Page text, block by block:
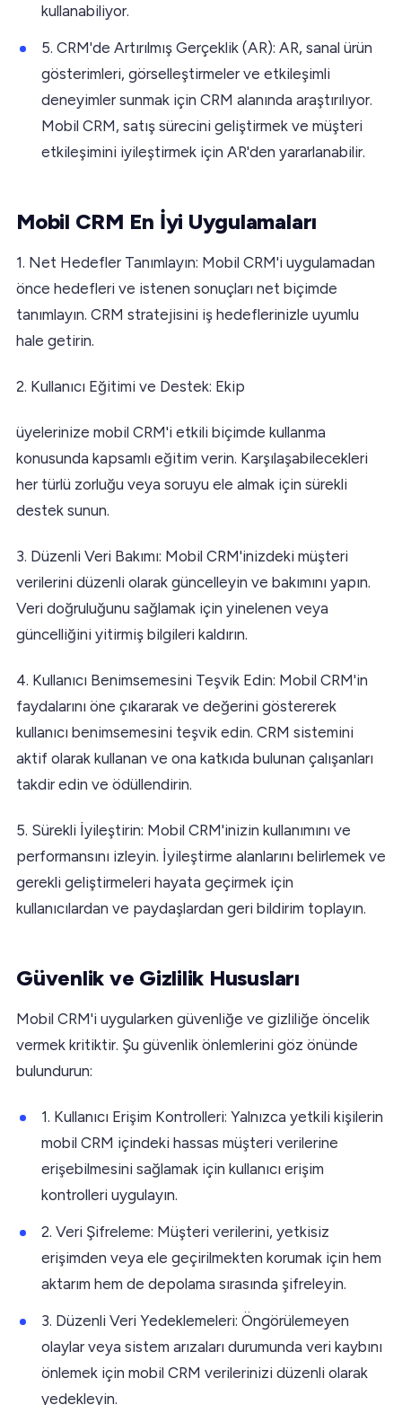
kullanabiliyor.
5. CRM'de Artırılmış Gerçeklik (AR): AR, sanal ürün
gösterimleri, görselleştirmeler ve etkileşimli
deneyimler sunmak için CRM alanında araştırılıyor.
Mobil CRM, satış sürecini geliştirmek ve müşteri
etkileşimini iyileştirmek için AR'den yararlanabilir.
Mobil CRM En İyi Uygulamaları
1. Net Hedefler Tanımlayın: Mobil CRM'i uygulamadan
önce hedefleri ve istenen sonuçları net biçimde
tanımlayın. CRM stratejisini iş hedeflerinizle uyumlu
hale getirin.
2. Kullanıcı Eğitimi ve Destek: Ekip
üyelerinize mobil CRM'i etkili biçimde kullanma
konusunda kapsamlı eğitim verin. Karşılaşabilecekleri
her türlü zorluğu veya soruyu ele almak için sürekli
destek sunun.
3. Düzenli Veri Bakımı: Mobil CRM'inizdeki müşteri
verilerini düzenli olarak güncelleyin ve bakımını yapın.
Veri doğruluğunu sağlamak için yinelenen veya
güncelliğini yitirmiş bilgileri kaldırın.
4. Kullanıcı Benimsemesini Teşvik Edin: Mobil CRM'in
faydalarını öne çıkararak ve değerini göstererek
kullanıcı benimsemesini teşvik edin. CRM sistemini
aktif olarak kullanan ve ona katkıda bulunan çalışanları
takdir edin ve ödüllendirin.
5. Sürekli İyileştirin: Mobil CRM'inizin kullanımını ve
performansını izleyin. İyileştirme alanlarını belirlemek ve
gerekli geliştirmeleri hayata geçirmek için
kullanıcılardan ve paydaşlardan geri bildirim toplayın.
Güvenlik ve Gizlilik Hususları
Mobil CRM'i uygularken güvenliğe ve gizliliğe öncelik
vermek kritiktir. Şu güvenlik önlemlerini göz önünde
bulundurun:
1. Kullanıcı Erişim Kontrolleri: Yalnızca yetkili kişilerin
mobil CRM içindeki hassas müşteri verilerine
erişebilmesini sağlamak için kullanıcı erişim
kontrolleri uygulayın.
2. Veri Şifreleme: Müşteri verilerini, yetkisiz
erişimden veya ele geçirilmekten korumak için hem
aktarım hem de depolama sırasında şifreleyin.
3. Düzenli Veri Yedeklemeleri: Öngörülemeyen
olaylar veya sistem arızaları durumunda veri kaybını
önlemek için mobil CRM verilerinizi düzenli olarak
yedekleyin.